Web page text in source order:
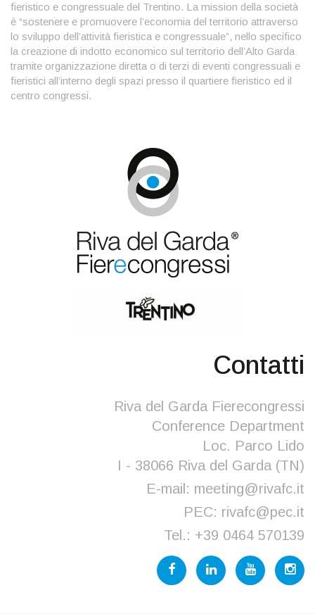
fieristico e congressuale del Trentino. La mission della società
è “sostenere e promuovere l’economia del territorio attraverso
lo sviluppo dell’attività fieristica e congressuale”, nello specifico
la creazione di indotto economico sul territorio dell’Alto Garda
tramite organizzazione diretta o di terzi di eventi congressuali e
fieristici all’interno degli spazi presso il quartiere fieristico ed il
centro congressi.
Contatti
Riva del Garda Fierecongressi
Conference Department
Loc. Parco Lido
I - 38066 Riva del Garda (TN)
E-mail: meeting@rivafc.it
PEC: rivafc@pec.it
Tel.: +39 0464 570139